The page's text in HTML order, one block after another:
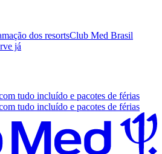
dos resortsClub Med Brasil
já
tudo incluído e pacotes de férias
tudo incluído e pacotes de férias